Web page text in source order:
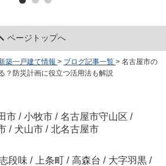
ページトップへ
築一戸建て情報 > ブログ記事一覧 > 名古屋市の
？防災計画に役立つ活用法も解説
市 / 小牧市 / 名古屋市守山区 /
/ 犬山市 / 北名古屋市
段味 / 上条町 / 高森台 / 大字羽黒 /